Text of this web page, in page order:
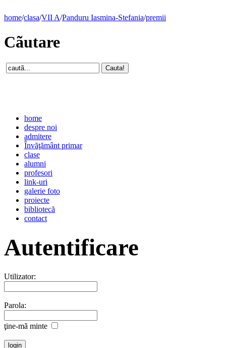
home/clasa/VII A/Panduru Iasmina-Stefania/premii
Cãutare
home
despre noi
admitere
Învăţământ primar
clase
alumni
profesori
link-uri
galerie foto
proiecte
bibliotecă
contact
Autentificare
Utilizator:
Parola:
ţine-mã minte